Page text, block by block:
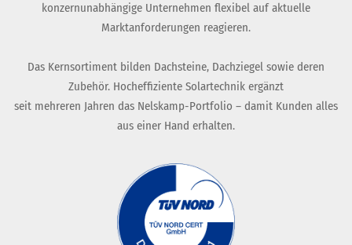
konzernunabhängige Unternehmen flexibel auf aktuelle
Marktanforderungen reagieren.
Das Kernsortiment bilden Dachsteine, Dachziegel sowie deren
Zubehör. Hocheffiziente Solartechnik ergänzt
seit mehreren Jahren das Nelskamp-Portfolio – damit Kunden alles
aus einer Hand erhalten.